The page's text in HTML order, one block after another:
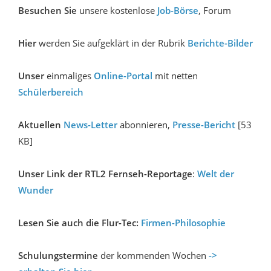
Besuchen Sie unsere kostenlose Job-Börse, Forum
Hierwerden Sie aufgeklärt in der Rubrik Berichte-Bilder
Unsereinmaliges Online-Portal mit netten
Schülerbereich
Aktuellen News-Letterabonnieren, Presse-Bericht [53
KB]
Unser Link der RTL2 Fernseh-Reportage: Welt der
Wunder
Lesen Sie auch die Flur-Tec: Firmen-Philosophie
Schulungstermine der kommenden Wochen ->